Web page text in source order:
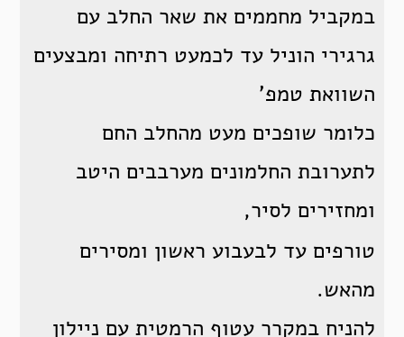
במקביל מחממים את שאר החלב עם
גרגירי הוניל עד לכמעט רתיחה ומבצעים
השוואת טמפ’
כלומר שופכים מעט מהחלב החם
לתערובת החלמונים מערבבים היטב
ומחזירים לסיר,
טורפים עד לבעבוע ראשון ומסירים
מהאש.
להניח במקרר עטוף הרמטית עם ניילון